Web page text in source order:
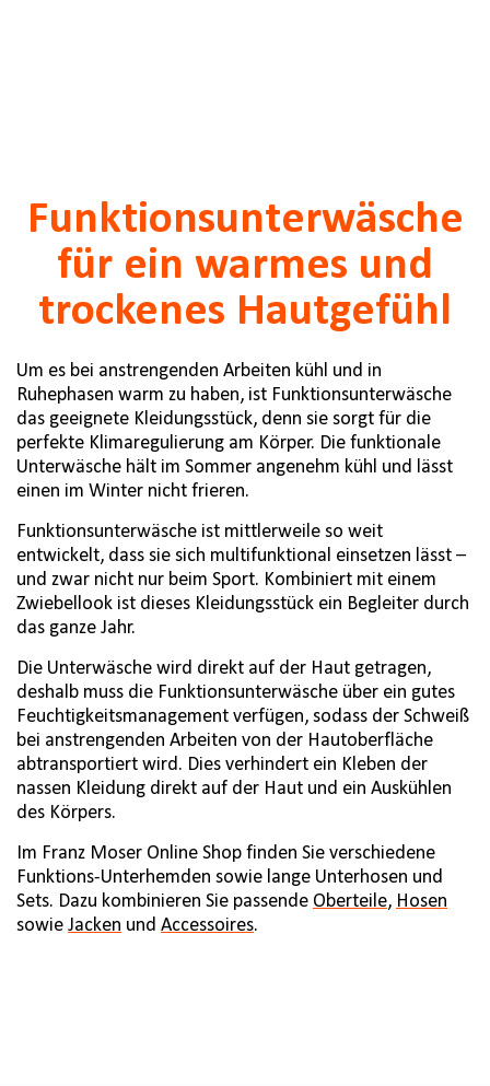
Funktionsunterwäsche
für ein warmes und
trockenes Hautgefühl
Um es bei anstrengenden Arbeiten kühl und in
Ruhephasen warm zu haben, ist Funktionsunterwäsche
das geeignete Kleidungsstück, denn sie sorgt für die
perfekte Klimaregulierung am Körper. Die funktionale
Unterwäsche hält im Sommer angenehm kühl und lässt
einen im Winter nicht frieren.
Funktionsunterwäsche ist mittlerweile so weit
entwickelt, dass sie sich multifunktional einsetzen lässt –
und zwar nicht nur beim Sport. Kombiniert mit einem
Zwiebellook ist dieses Kleidungsstück ein Begleiter durch
das ganze Jahr.
Die Unterwäsche wird direkt auf der Haut getragen,
deshalb muss die Funktionsunterwäsche über ein gutes
Feuchtigkeitsmanagement verfügen, sodass der Schweiß
bei anstrengenden Arbeiten von der Hautoberfläche
abtransportiert wird. Dies verhindert ein Kleben der
nassen Kleidung direkt auf der Haut und ein Auskühlen
des Körpers.
Im Franz Moser Online Shop finden Sie verschiedene
Funktions-Unterhemden sowie lange Unterhosen und
Sets. Dazu kombinieren Sie passende Oberteile, Hosen
sowie Jacken und Accessoires.